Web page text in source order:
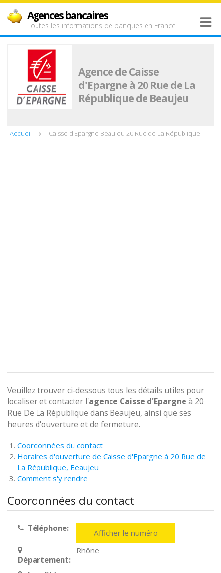
Agences bancaires
Toutes les informations de banques en France
Agence de Caisse
d'Epargne à 20 Rue de La
République de Beaujeu
Accueil Caisse d'Epargne Beaujeu 20 Rue de La République
Veuillez trouver ci-dessous tous les détails utiles pour
localiser et contacter l'agence Caisse d'Epargne à 20
Rue De La République dans Beaujeu, ainsi que ses
heures d'ouverture et de fermeture.
Coordonnées du contact
Horaires d'ouverture de Caisse d'Epargne à 20 Rue de
La République, Beaujeu
Comment s'y rendre
Coordonnées du contact
Téléphone: Afficher le numéro
Département:
Rhône